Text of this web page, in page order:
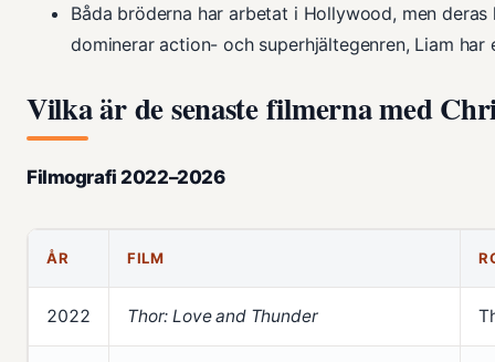
Båda bröderna har arbetat i Hollywood, men
dominerar action- och superhjältegenren, Liam
Vilka är de senaste filmerna med
Filmografi 2022–2026
ÅR FILM
2022 Thor: Love and Thunder